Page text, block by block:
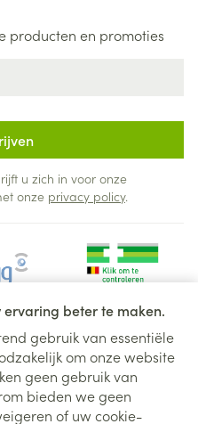
beter te maken.
gebruik van essentiële
om onze website
geen gebruik van
bieden we geen
of uw cookie-
producten en promoties
u zich in voor onze
onze privacy policy.